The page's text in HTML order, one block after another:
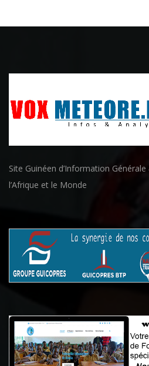
Site Guinéen d’Information Générale
l’Afrique et le Monde